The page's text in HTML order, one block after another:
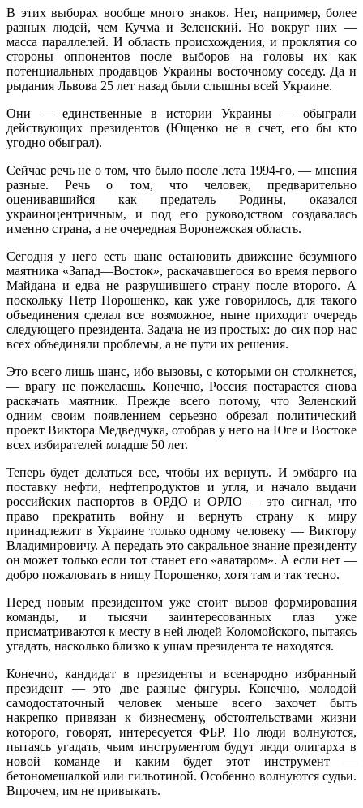
В этих выборах вообще много знаков. Нет, например, более
разных людей, чем Кучма и Зеленский. Но вокруг них —
масса параллелей. И область происхождения, и проклятия со
стороны оппонентов после выборов на головы их как
потенциальных продавцов Украины восточному соседу. Да и
рыдания Львова 25 лет назад были слышны всей Украине.
Они — единственные в истории Украины — обыграли
действующих президентов (Ющенко не в счет, его бы кто
угодно обыграл).
Сейчас речь не о том, что было после лета 1994-го, — мнения
разные. Речь о том, что человек, предварительно
оценивавшийся как предатель Родины, оказался
украиноцентричным, и под его руководством создавалась
именно страна, а не очередная Воронежская область.
Сегодня у него есть шанс остановить движение безумного
маятника «Запад—Восток», раскачавшегося во время первого
Майдана и едва не разрушившего страну после второго. А
поскольку Петр Порошенко, как уже говорилось, для такого
объединения сделал все возможное, ныне приходит очередь
следующего президента. Задача не из простых: до сих пор нас
всех объединяли проблемы, а не пути их решения.
Это всего лишь шанс, ибо вызовы, с которыми он столкнется,
— врагу не пожелаешь. Конечно, Россия постарается снова
раскачать маятник. Прежде всего потому, что Зеленский
одним своим появлением серьезно обрезал политический
проект Виктора Медведчука, отобрав у него на Юге и Востоке
всех избирателей младше 50 лет.
Теперь будет делаться все, чтобы их вернуть. И эмбарго на
поставку нефти, нефтепродуктов и угля, и начало выдачи
российских паспортов в ОРДО и ОРЛО — это сигнал, что
право прекратить войну и вернуть страну к миру
принадлежит в Украине только одному человеку — Виктору
Владимировичу. А передать это сакральное знание президенту
он может только если тот станет его «аватаром». А если нет —
добро пожаловать в нишу Порошенко, хотя там и так тесно.
Перед новым президентом уже стоит вызов формирования
команды, и тысячи заинтересованных глаз уже
присматриваются к месту в ней людей Коломойского, пытаясь
угадать, насколько близко к ушам президента те находятся.
Конечно, кандидат в президенты и всенародно избранный
президент — это две разные фигуры. Конечно, молодой
самодостаточный человек меньше всего захочет быть
накрепко привязан к бизнесмену, обстоятельствами жизни
которого, говорят, интересуется ФБР. Но люди волнуются,
пытаясь угадать, чьим инструментом будут люди олигарха в
новой команде и каким будет этот инструмент —
бетономешалкой или гильотиной. Особенно волнуются судьи.
Впрочем, им не привыкать.